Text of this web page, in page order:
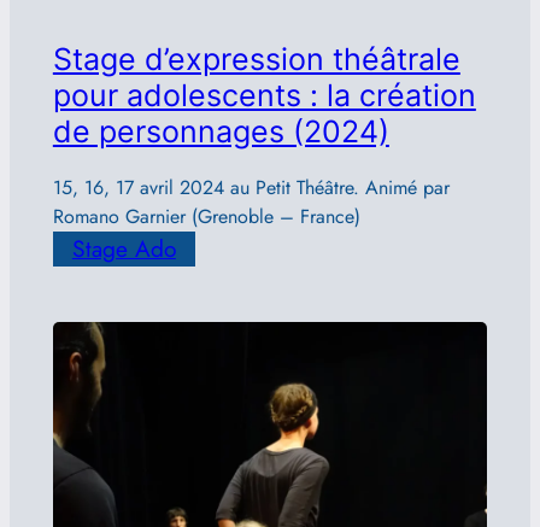
Stage d’expression théâtrale
pour adolescents : la création
de personnages (2024)
15, 16, 17 avril 2024 au Petit Théâtre. Animé par
Romano Garnier (Grenoble – France)
Stage Ado